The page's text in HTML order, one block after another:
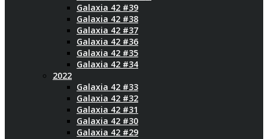
Galaxia 42 #39
Galaxia 42 #38
Galaxia 42 #37
Galaxia 42 #36
Galaxia 42 #35
Galaxia 42 #34
2022
Galaxia 42 #33
Galaxia 42 #32
Galaxia 42 #31
Galaxia 42 #30
Galaxia 42 #29